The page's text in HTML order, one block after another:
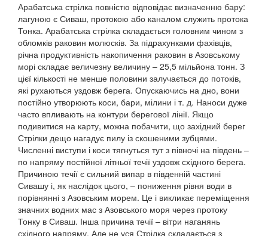
Арабатська стрілка повністю відповідає визначенню бару:
лагуною є Сиваш, протокою або каналом служить протока
Тонка. Арабатська стрілка складається головним чином з
обломків раковин молюсків. За підрахунками фахівців,
річна продуктивність накопичення раковин в Азовському
морі складає величезну величину – 25,5 мільйона тонн. З
цієї кількості не менше половини залучається до потоків,
які рухаються уздовж берега. Опускаючись на дно, вони
постійно утворюють коси, бари, мілини і т. д. Наноси дуже
часто впливають на контури берегової лінії. Якщо
подивитися на карту, можна побачити, що західний берег
Стрілки дещо нагадує пилу із скошеними зубцями.
Численні виступи і коси тягнуться тут з півночі на південь –
по напряму постійної літньої течії уздовж східного берега.
Причиною течії є сильний випар в південній частині
Сивашу і, як наслідок цього, – пониження рівня води в
порівнянні з Азовським морем. Це і викликає переміщення
значних водних мас з Азовського моря через протоку
Тонку в Сиваш. Інша причина течії – вітри наганянь
східного напряму. Але не уся Стрілка складається з